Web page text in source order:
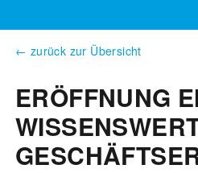
← zurück zur Übersicht
ERÖFFNUNG